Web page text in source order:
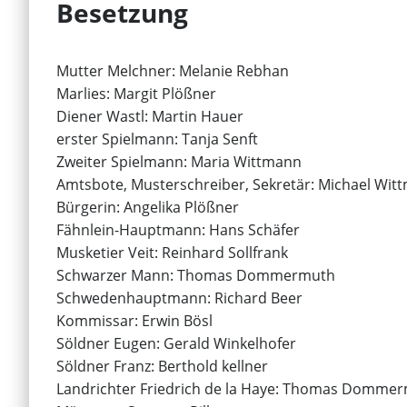
Besetzung
Mutter Melchner: Melanie Rebhan
Marlies: Margit Plößner
Diener Wastl: Martin Hauer
erster Spielmann: Tanja Senft
Zweiter Spielmann: Maria Wittmann
Amtsbote, Musterschreiber, Sekretär: Michael
Bürgerin: Angelika Plößner
Fähnlein-Hauptmann: Hans Schäfer
Musketier Veit: Reinhard Sollfrank
Schwarzer Mann: Thomas Dommermuth
Schwedenhauptmann: Richard Beer
Kommissar: Erwin Bösl
Söldner Eugen: Gerald Winkelhofer
Söldner Franz: Berthold kellner
Landrichter Friedrich de la Haye: Thomas